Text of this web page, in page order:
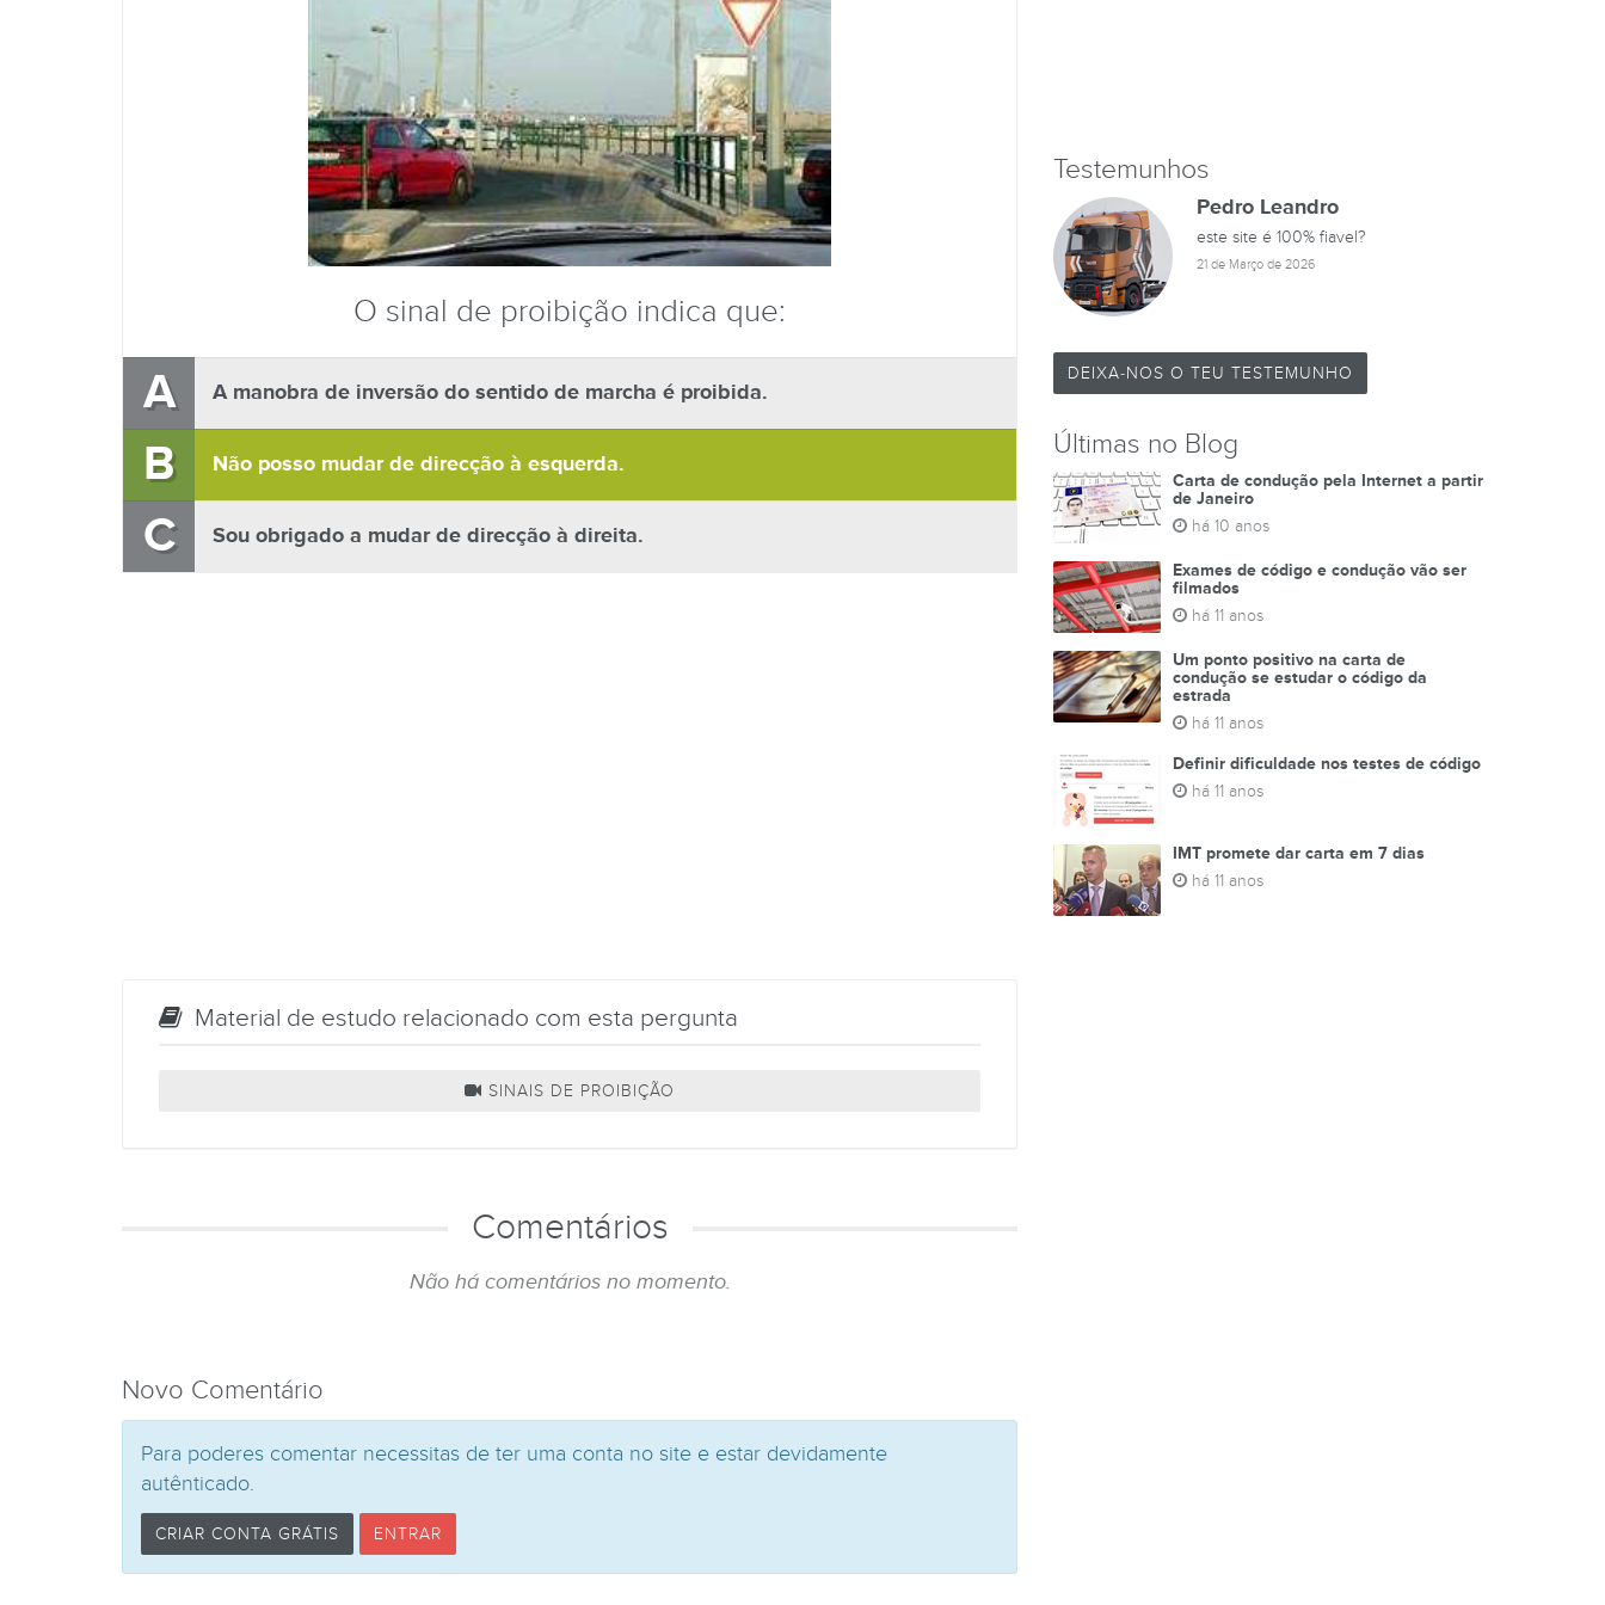
O sinal de proibição indica que:
A A manobra de inversão do sentido de marcha é proibida.
B Não posso mudar de direcção à esquerda.
C Sou obrigado a mudar de direcção à direita.
Material de estudo relacionado com esta pergunta
SINAIS DE PROIBIÇÃO
Comentários
Não há comentários no momento.
Novo Comentário
Para poderes comentar necessitas de ter uma conta no site e estar devidamente
autênticado.
CRIAR CONTA GRÁTIS ENTRAR
Testemunhos
Pedro Leandro
este site é 100% fiavel?
21 de Março de 2026
DEIXA-NOS O TEU TESTEMUNHO
Últimas no Blog
Carta de condução pela Internet a partir
de Janeiro
há 10 anos
Exames de código e condução vão ser
filmados
há 11 anos
Um ponto positivo na carta de
condução se estudar o código da
estrada
há 11 anos
Definir dificuldade nos testes de código
há 11 anos
IMT promete dar carta em 7 dias
há 11 anos